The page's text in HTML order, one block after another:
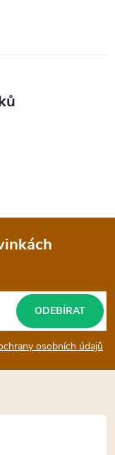
osobních údajů
ODEBÍRAT